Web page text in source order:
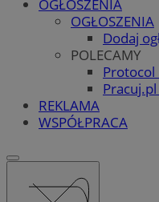
OGŁOSZENIA
OGŁOSZENIA
Dodaj
POLECAMY
Protocol
REKLAMA
WSPÓŁPRACA